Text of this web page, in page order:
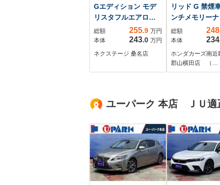
Gエディション モデ
リスタフルエアロ
BIG-X11型ナビ レー
ダークルーズ クリ
アランスソナー パ
LEDヘッドライト
ドコンビステアリン
総額 255.9 万円
本体
243.0 万円
ネクステージ 桑名店
リッド G 禁煙
ンチメモリー
フルセグ
DVD ミュージ
ラック
続 ホンダセン
グ LEDヘッド
ー 運転席助手
総額 248
本体
234
ホンダカーズ南近
郡山横田店 （…
ユーパーク 本店 ＪＵ適